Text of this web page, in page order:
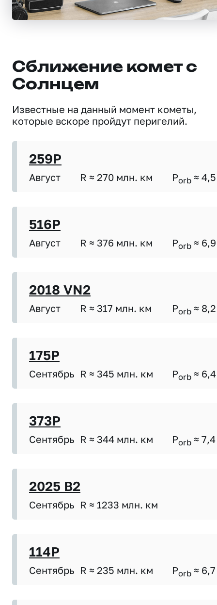
Сближение комет с
Солнцем
Известные на данный момент кометы,
которые вскоре пройдут перигелий.
259P
Август R ≈ 270 млн. км Porb ≈ 4,5
516P
Август R ≈ 376 млн. км Porb ≈ 6,9
2018 VN2
Август R ≈ 317 млн. км Porb ≈ 8,2
175P
Сентябрь R ≈ 345 млн. км Porb ≈ 6,4
373P
Сентябрь R ≈ 344 млн. км Porb ≈ 7,4
2025 B2
Сентябрь R ≈ 1233 млн. км
114P
Сентябрь R ≈ 235 млн. км Porb ≈ 6,7